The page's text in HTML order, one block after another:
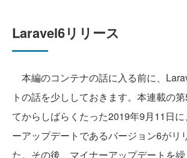
Laravel6リリース
本編のコンテナの話に入る前に、
トの話を少ししておきます。本連載の
てからしばらくたった2019年9月11日
ーアップデートであるバージョン6がリ
た。その後、マイナーアップデートを